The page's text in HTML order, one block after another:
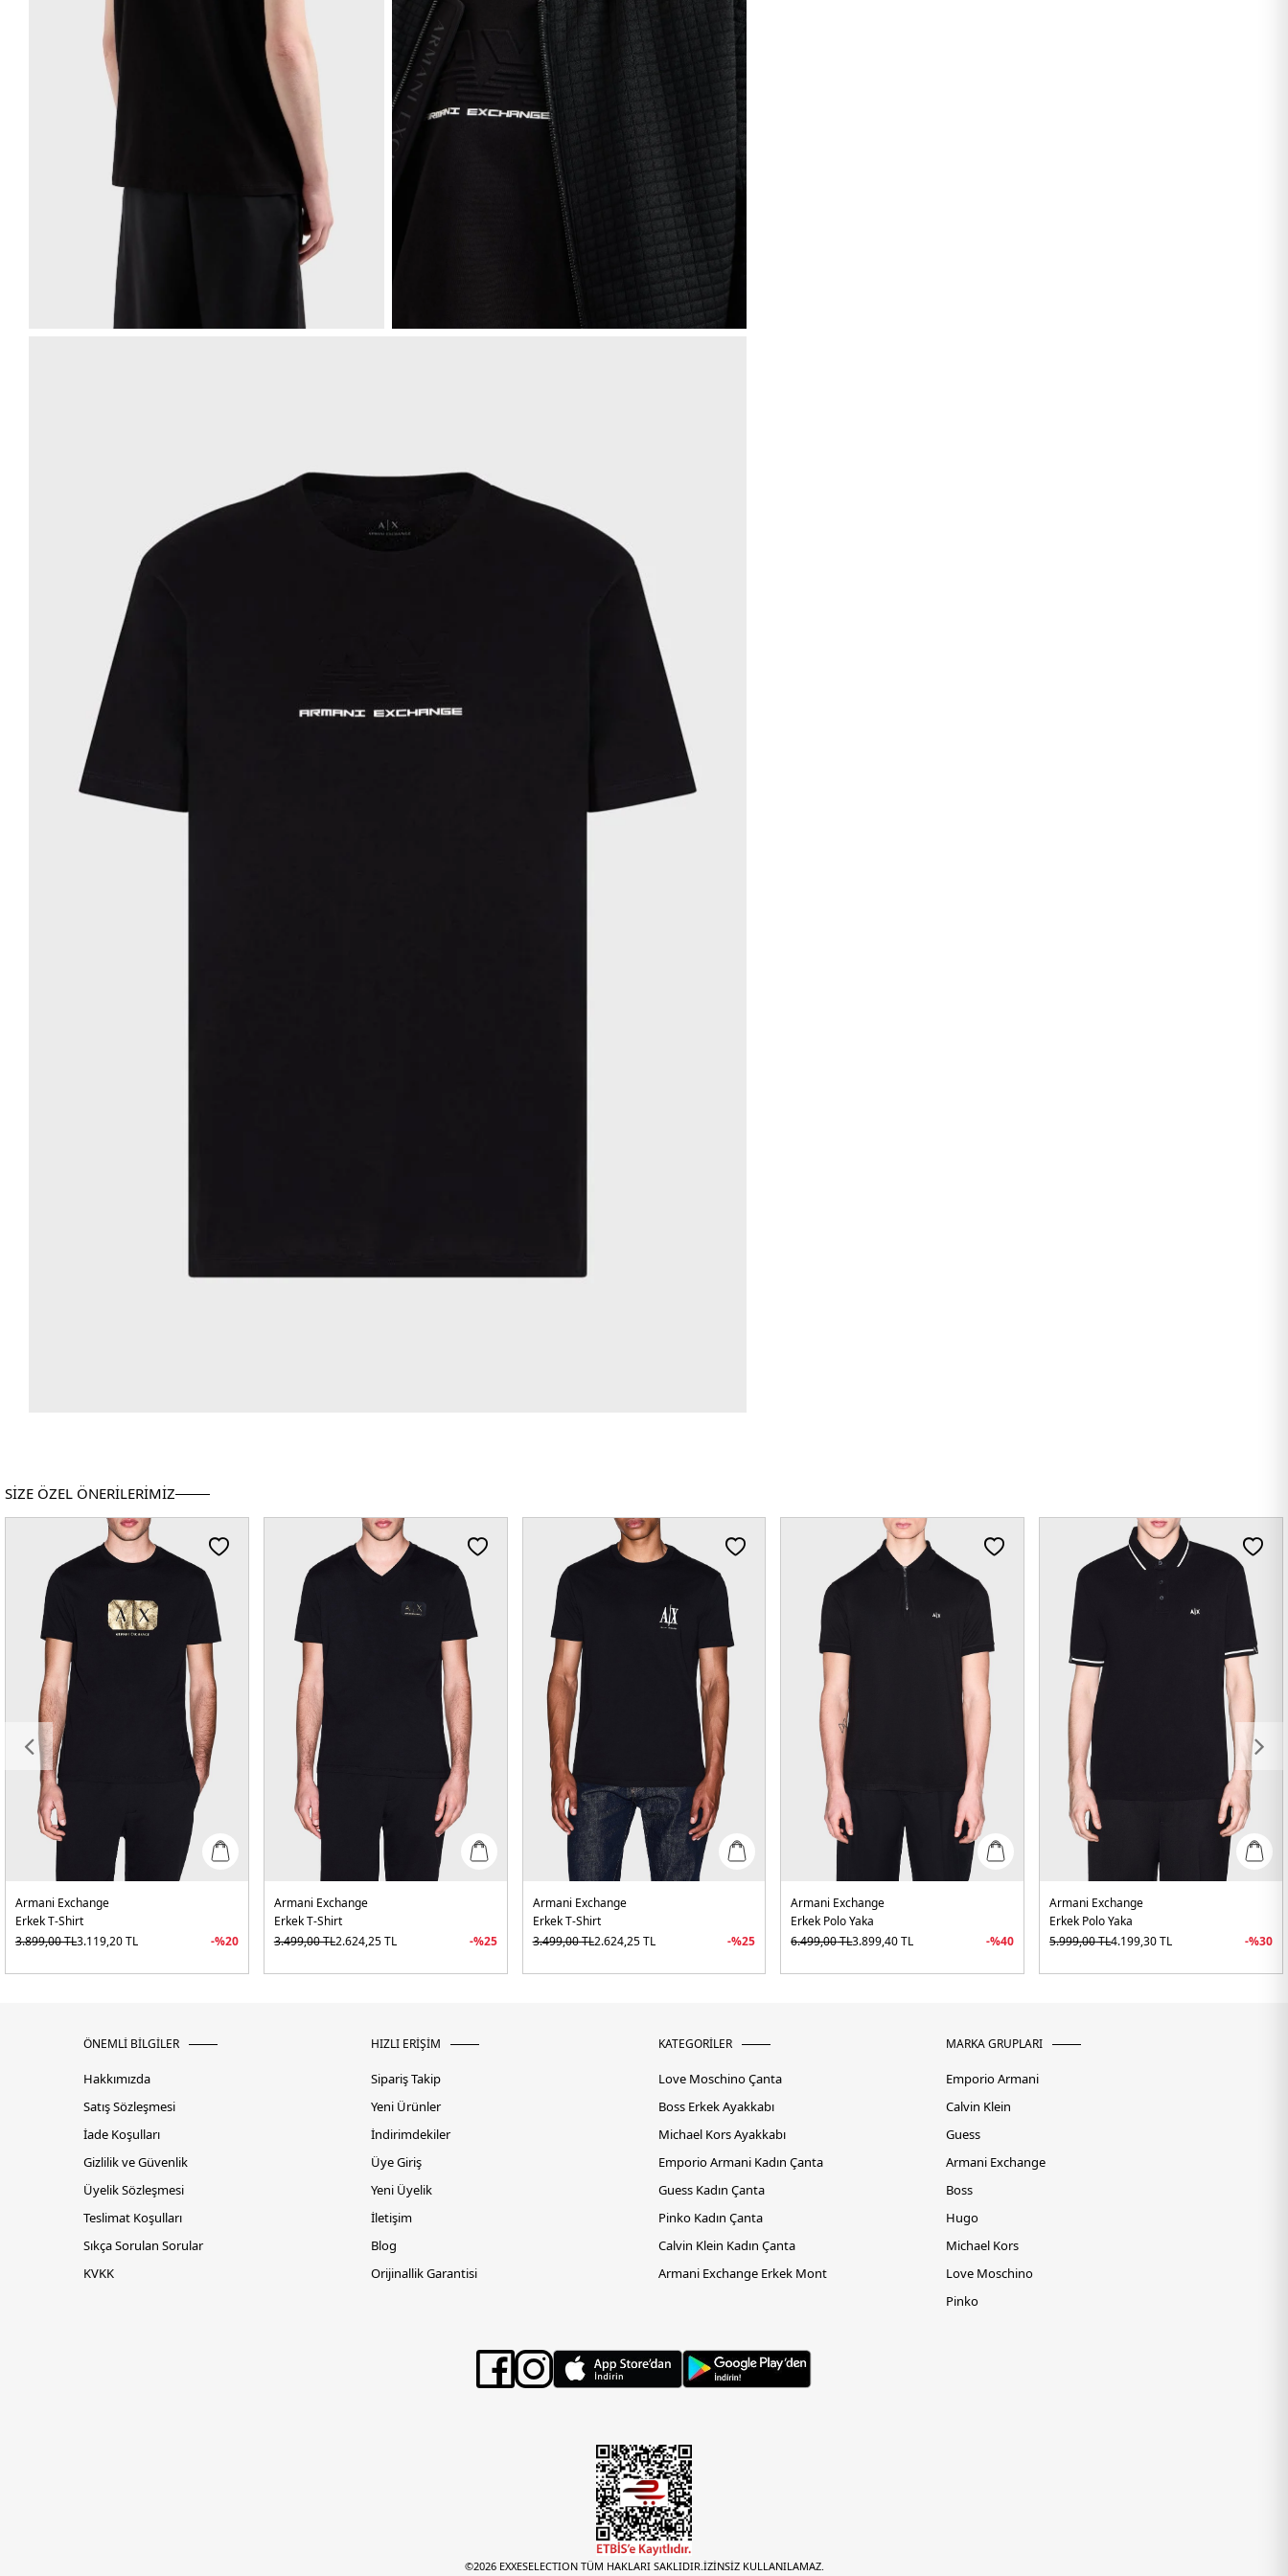
SİZE ÖZEL ÖNERİLERİMİZ
Armani Exchange
Erkek T-Shirt
3.899,00TL3.119,20TL -%20
Armani Exchange
Erkek T-Shirt
3.499,00TL2.624,25TL -%25
Armani Exchange
Erkek T-Shirt
3.499,00TL2.624,25TL -%25
Armani Exchange
Erkek Polo Yaka
6.499,00TL3.899,40TL -%40
Armani Exchange
Erkek Polo Yaka
5.999,00TL4.199,30TL -%30
ÖNEMLİ BİLGİLER
Hakkımızda
Satış Sözleşmesi
İade Koşulları
Gizlilik ve Güvenlik
Üyelik Sözleşmesi
Teslimat Koşulları
Sıkça Sorulan Sorular
KVKK
HIZLI ERİŞİM
Sipariş Takip
Yeni Ürünler
İndirimdekiler
Üye Giriş
Yeni Üyelik
İletişim
Blog
Orijinallik Garantisi
KATEGORİLER
Love Moschino Çanta
Boss Erkek Ayakkabı
Michael Kors Ayakkabı
Emporio Armani Kadın Çanta
Guess Kadın Çanta
Pinko Kadın Çanta
Calvin Klein Kadın Çanta
Armani Exchange Erkek Mont
MARKA GRUPLARI
Emporio Armani
Calvin Klein
Guess
Armani Exchange
Boss
Hugo
Michael Kors
Love Moschino
Pinko
©2026 EXXESELECTION TÜM HAKLARI SAKLIDIR.İZİNSİZ KULLANILAMAZ.